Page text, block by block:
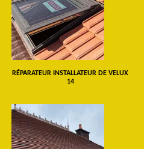
RÉPARATEUR INSTALLATEUR DE VELUX
14